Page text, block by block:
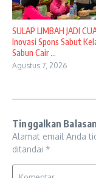
SULAP LIMBAH JADI
Inovasi Spons Sabut
Sabun Cair ...
Agustus 7, 2026
Tinggalkan Balasan
Alamat email Anda
ditandai *